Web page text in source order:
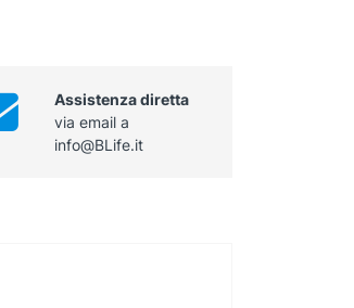
Assistenza diretta
via email a
info@BLife.it